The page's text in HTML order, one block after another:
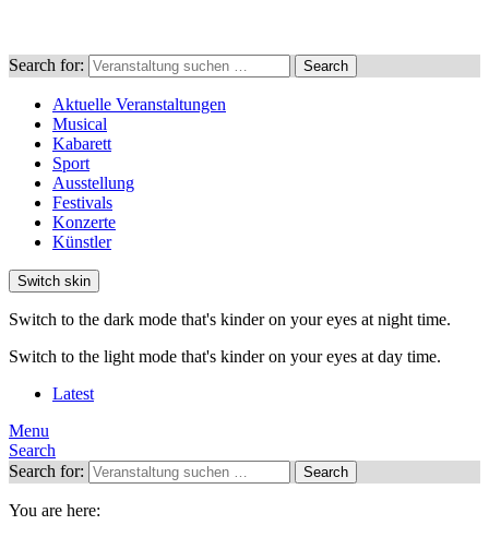
Search for: Search
Aktuelle Veranstaltungen
Musical
Kabarett
Sport
Ausstellung
Festivals
Konzerte
Künstler
Switch skin
Switch to the dark mode that's kinder on your eyes at night time.
Switch to the light mode that's kinder on your eyes at day time.
Latest
Menu
Search
Search for:
Search
You are here: